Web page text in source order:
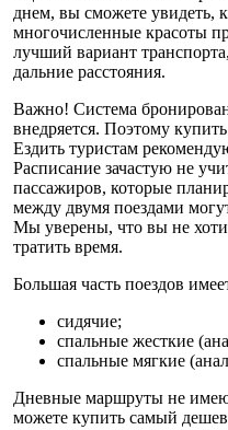
днем, вы сможете увидеть,
многочисленные красоты
лучший вариант
дальние расстояния.
Важно! Система
внедряется. Поэтому
Ездить туристам
Расписание зачастую не
пассажиров, которые
между двумя поездами
Мы уверены, что вы не
тратить время.
Большая часть поездов
сидячие;
спальные жесткие
спальные мягкие
Дневные маршруты не
можете купить самый